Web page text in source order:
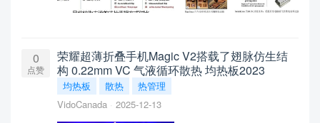
0
点赞
荣耀超薄折叠手机Magic V2搭载了翅脉仿生结
构 0.22mm VC 气液循环散热 均热板2023
均热板 散热
热管理
VidoCanada
2025-12-13